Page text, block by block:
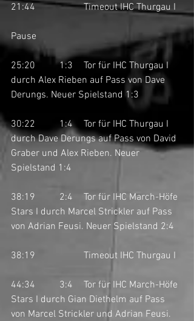
21:44		Timeout IHC Thurgau I
Pause
25:20	1:3	Tor für IHC Thurgau I
durch Alex Rieben auf Pass von Dave
Derungs. Neuer Spielstand 1:3
30:22	1:4	Tor für IHC Thurgau I
durch Dave Derungs auf Pass von David
Graber und Alex Rieben. Neuer
Spielstand 1:4
38:19	2:4	Tor für IHC March-Höfe
Stars I durch Marcel Strickler auf Pass
von Adrian Feusi. Neuer Spielstand 2:4
38:19		Timeout IHC Thurgau I
44:34	3:4	Tor für IHC March-Höfe
Stars I durch Gian Diethelm auf Pass
von Marcel Strickler und Adrian Feusi.